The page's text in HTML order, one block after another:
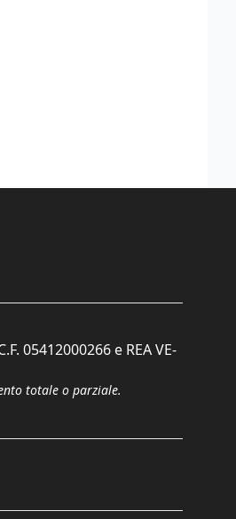
05412000266 e REA VE-
totale o parziale.